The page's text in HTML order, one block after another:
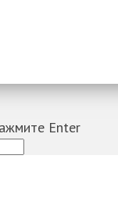
Enter